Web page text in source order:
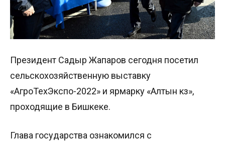
Президент Садыр Жапаров сегодня посетил
сельскохозяйственную выставку
«АгроТехЭкспо-2022» и ярмарку «Алтын күз»,
проходящие в Бишкеке.
Глава государства ознакомился с